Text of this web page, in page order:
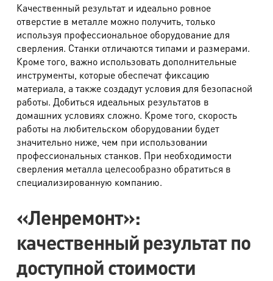
уточняйте информацию по телефону: 8 (812)
344 44 44.
Опубликованная стоимость работ является
ориентировочной, носит информационный характер и
зависит от сложности ремонта (не является публичной
офертой, определяемой положением Статьи 437 части 2
Гражданского кодекса РФ). Окончательную стоимость
объявляет мастер после диагностики.
Примечание:
В связи с невозможностью точного определения
объема работ по телефону при приеме заказа,
диспетчер называет заказчику примерную стоимость.
Качественный результат и идеально ровное
отверстие в металле можно получить, только
используя профессиональное оборудование для
сверления. Станки отличаются типами и размерами.
Кроме того, важно использовать дополнительные
инструменты, которые обеспечат фиксацию
материала, а также создадут условия для безопасной
работы. Добиться идеальных результатов в
домашних условиях сложно. Кроме того, скорость
работы на любительском оборудовании будет
значительно ниже, чем при использовании
профессиональных станков. При необходимости
сверления металла целесообразно обратиться в
специализированную компанию.
«Ленремонт»:
качественный результат по
доступной стоимости